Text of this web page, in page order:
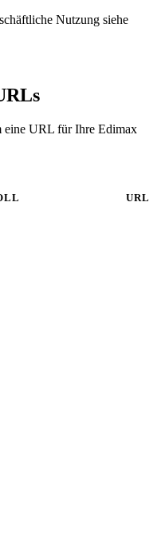
Nutzung siehe
URL für Ihre Edimax
URL